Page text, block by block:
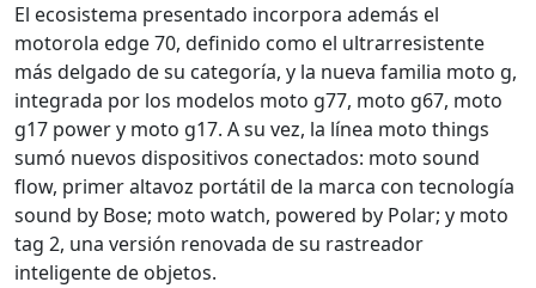
El ecosistema presentado incorpora además el
motorola edge 70, definido como el ultrarresistente
más delgado de su categoría, y la nueva familia moto g,
integrada por los modelos moto g77, moto g67, moto
g17 power y moto g17. A su vez, la línea moto things
sumó nuevos dispositivos conectados: moto sound
flow, primer altavoz portátil de la marca con tecnología
sound by Bose; moto watch, powered by Polar; y moto
tag 2, una versión renovada de su rastreador
inteligente de objetos.